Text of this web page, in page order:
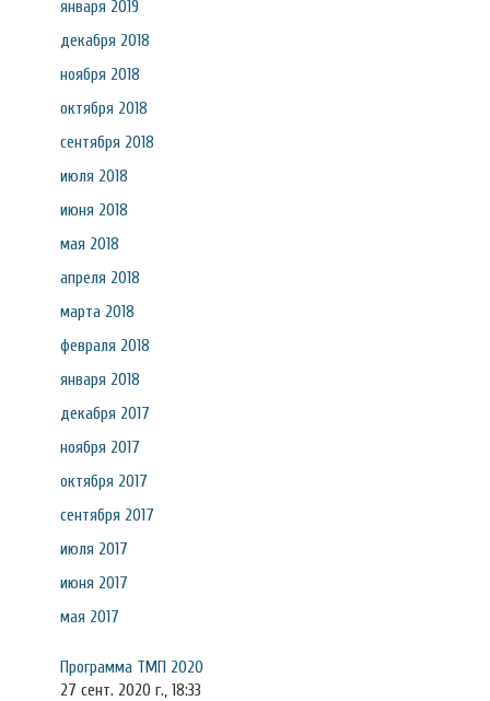
января 2019
декабря 2018
ноября 2018
октября 2018
сентября 2018
июля 2018
июня 2018
мая 2018
апреля 2018
марта 2018
февраля 2018
января 2018
декабря 2017
ноября 2017
октября 2017
сентября 2017
июля 2017
июня 2017
мая 2017
Программа ТМП 2020
27 сент. 2020 г., 18:33